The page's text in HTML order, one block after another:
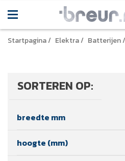
Startpagina/ Elektra/ Batterijen/
SORTEREN OP:
breedte mm
hoogte (mm)